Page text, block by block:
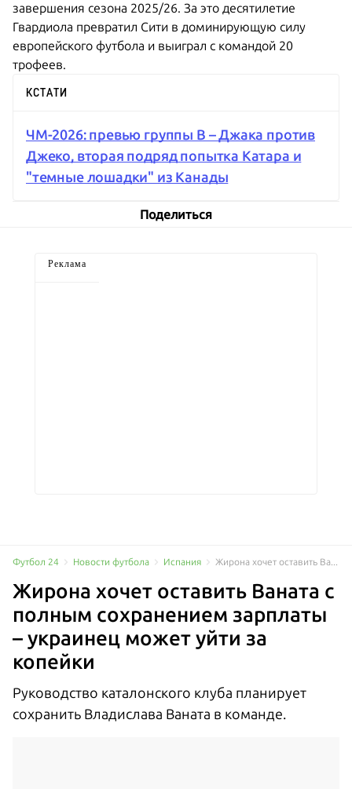
завершения сезона 2025/26. За это десятилетие
Гвардиола превратил Сити в доминирующую силу
европейского футбола и выиграл с командой 20
трофеев.
КСТАТИ
ЧМ-2026: превью группы B – Джака против
Джеко, вторая подряд попытка Катара и
"темные лошадки" из Канады
Поделиться
Реклама